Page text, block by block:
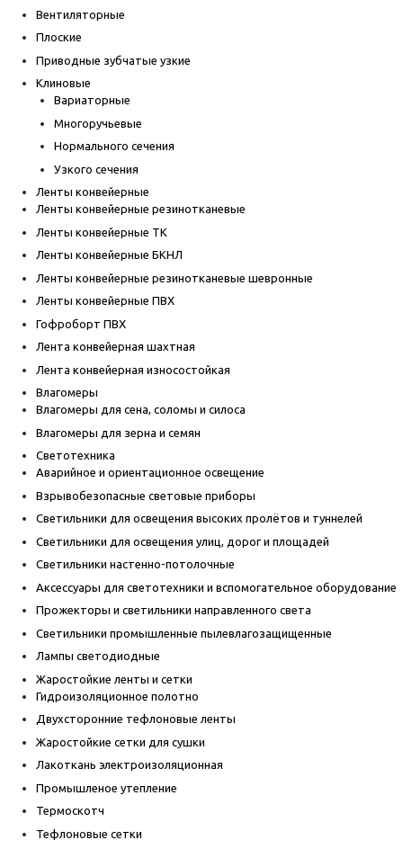
Вентиляторные
Плоские
Приводные зубчатые узкие
Клиновые
Вариаторные
Многоручьевые
Нормального сечения
Узкого сечения
Ленты конвейерные
Ленты конвейерные резинотканевые
Ленты конвейерные ТК
Ленты конвейерные БКНЛ
Ленты конвейерные резинотканевые шевронные
Ленты конвейерные ПВХ
Гофроборт ПВХ
Лента конвейерная шахтная
Лента конвейерная износостойкая
Влагомеры
Влагомеры для сена, соломы и силоса
Влагомеры для зерна и семян
Светотехника
Аварийное и ориентационное освещение
Взрывобезопасные световые приборы
Светильники для освещения высоких пролётов и туннелей
Светильники для освещения улиц, дорог и площадей
Светильники настенно-потолочные
Аксессуары для светотехники и вспомогательное оборудование
Прожекторы и светильники направленного света
Светильники промышленные пылевлагозащищенные
Лампы светодиодные
Жаростойкие ленты и сетки
Гидроизоляционное полотно
Двухсторонние тефлоновые ленты
Жаростойкие сетки для сушки
Лакоткань электроизоляционная
Промышленое утепление
Термоскотч
Тефлоновые сетки